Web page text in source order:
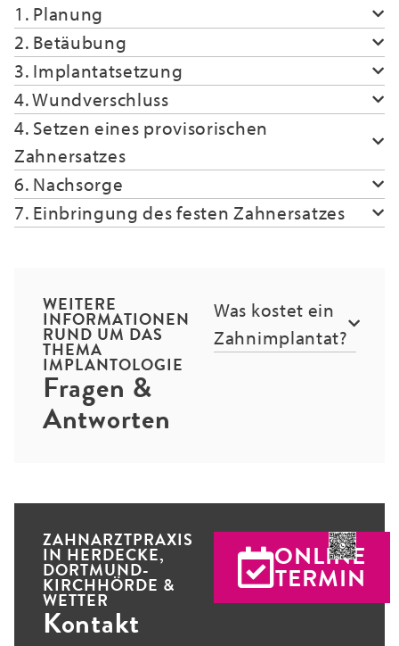
1. Planung
2. Betäubung
3. Implantatsetzung
4. Wundverschluss
4. Setzen eines provisorischen
Zahnersatzes
6. Nachsorge
7. Einbringung des festen Zahnersatzes
WEITERE
INFORMATIONEN
RUND UM DAS
THEMA
IMPLANTOLOGIE
Fragen &
Antworten
Was kostet ein
Zahnimplantat?
ZAHNARZTPRAXIS
IN HERDECKE,
DORTMUND-
KIRCHHÖRDE &
WETTER
Kontakt
ONLINE
TERMIN